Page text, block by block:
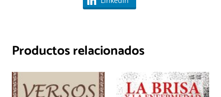
Productos relacionados